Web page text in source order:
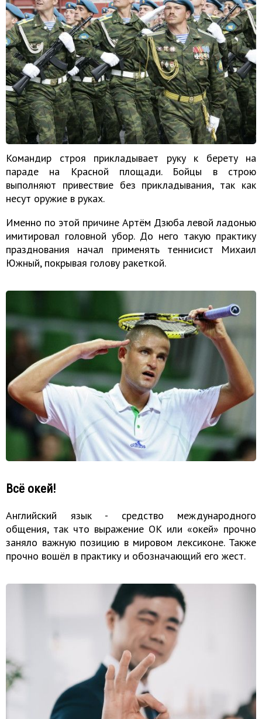
Командир строя прикладывает руку к берету на
параде на Красной площади. Бойцы в строю
выполняют привествие без прикладывания, так как
несут оружие в руках.
Именно по этой причине Артём Дзюба левой ладонью
имитировал головной убор. До него такую практику
празднования начал применять теннисист Михаил
Южный, покрывая голову ракеткой.
Всё окей!
Английский язык - средство международного
общения, так что выражение ОК или «окей» прочно
заняло важную позицию в мировом лексиконе. Также
прочно вошёл в практику и обозначающий его жест.